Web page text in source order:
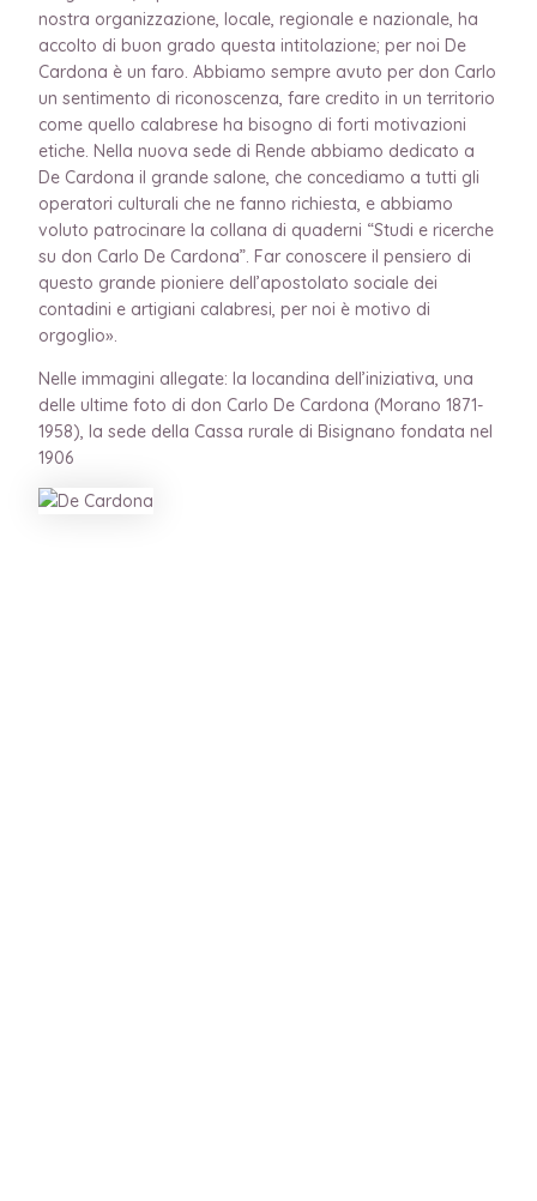
nostra organizzazione, locale, regionale e nazionale, ha
accolto di buon grado questa intitolazione; per noi De
Cardona è un faro. Abbiamo sempre avuto per don Carlo
un sentimento di riconoscenza, fare credito in un territorio
come quello calabrese ha bisogno di forti motivazioni
etiche. Nella nuova sede di Rende abbiamo dedicato a
De Cardona il grande salone, che concediamo a tutti gli
operatori culturali che ne fanno richiesta, e abbiamo
voluto patrocinare la collana di quaderni “Studi e ricerche
su don Carlo De Cardona”. Far conoscere il pensiero di
questo grande pioniere dell’apostolato sociale dei
contadini e artigiani calabresi, per noi è motivo di
orgoglio».
Nelle immagini allegate: la locandina dell’iniziativa, una
delle ultime foto di don Carlo De Cardona (Morano 1871-
1958), la sede della Cassa rurale di Bisignano fondata nel
1906